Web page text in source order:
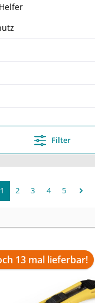
Filter
1 2 3 4 5
13 mal lieferbar!